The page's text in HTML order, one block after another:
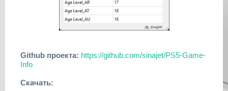
Github проекта: https://github.com/sinajet/PS5-Game-
Info
Скачать: